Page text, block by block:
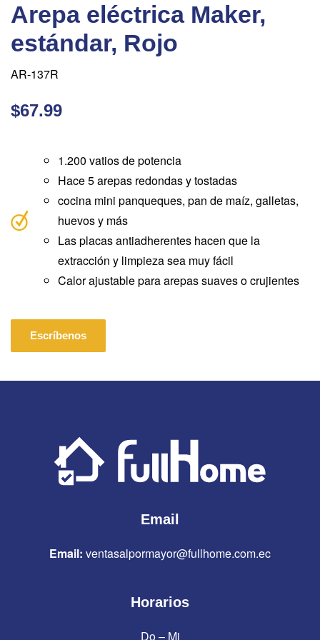
Arepa eléctrica Maker,
estándar, Rojo
AR-137R
$67.99
1.200 vatios de potencia
Hace 5 arepas redondas y tostadas
cocina mini panqueques, pan de maíz, galletas,
huevos y más
Las placas antiadherentes hacen que la
extracción y limpieza sea muy fácil
Calor ajustable para arepas suaves o crujientes
Escríbenos
Email
Email: ventasalpormayor@fullhome.com.ec
Horarios
Do – Mi